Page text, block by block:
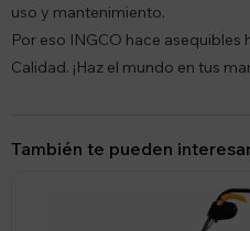
uso y mantenimiento.
Por eso INGCO hace asequibles
Calidad. ¡Haz el mundo en tus
También te pueden